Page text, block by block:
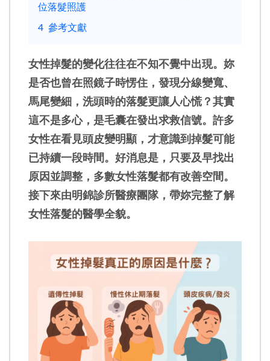
位落髮照護
4 參考文獻
女性掉髮的變化往往在不知不覺中出現。妳
是否也曾在照鏡子時愣住，發現分線變寬、
馬尾變細，洗頭時的落髮更讓人心慌？其實
這不是多心，是毛囊在發出求救信號。許多
女性在看見頭皮變明顯，才意識到掉髮可能
已持續一段時間。好消息是，只要及早找出
原因並調整，多數女性落髮都有改善空間。
接下來由明錦診所醫療團隊，帶妳完整了解
女性落髮的醫學全貌。